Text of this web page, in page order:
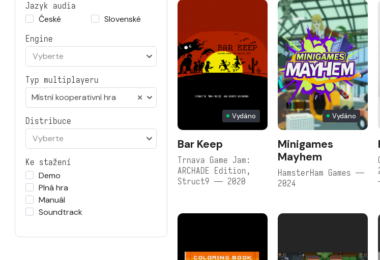
Jazyk audia
České
Slovenské
Engine
Vyberte
Typ multiplayeru
Místní kooperativní hra
Distribuce
Vyberte
Ke stažení
Demo
Plná hra
Manuál
Soundtrack
Vydáno
Bar Keep
Trnava Game Jam:
ARCHADE Edition,
Struct9 — 2020
Vydáno
Minigames
Mayhem
HamsterHam Games —
2024